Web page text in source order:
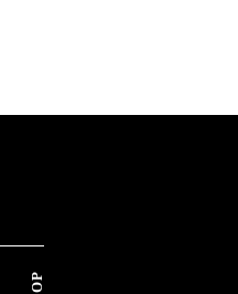
TOP